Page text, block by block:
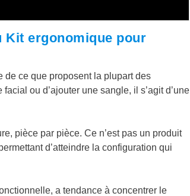
ergonomique pour
ce que proposent la plupart des
ou d’ajouter une sangle, il s’agit d’une
pièce par pièce. Ce n’est pas un produit
d’atteindre la configuration qui
a tendance à concentrer le